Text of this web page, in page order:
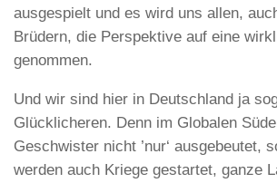
ausgespielt und es wird uns allen,
Brüdern, die Perspektive auf eine
genommen.
Und wir sind hier in Deutschland ja
Glücklicheren. Denn im Globalen
Geschwister nicht ’nur‘ ausgebeutet,
werden auch Kriege gestartet, ganze